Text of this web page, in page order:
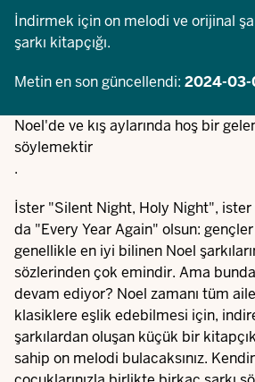
İndirmek için on melodi ve orijinal
şarkı kitapçığı.
Metin en son güncellendi: 2024-03-
Noel'de ve kış aylarında hoş bir
söylemektir
.
İster "Silent Night, Holy Night",
da "Every Year Again" olsun: gençler
genellikle en iyi bilinen Noel
sözlerinden çok emindir. Ama
devam ediyor? Noel zamanı tüm
klasiklere eşlik edebilmesi için,
şarkılardan oluşan küçük bir
sahip on melodi bulacaksınız.